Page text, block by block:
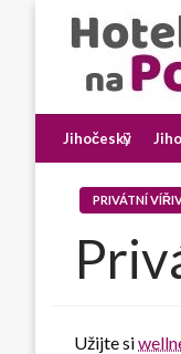
Hotel
Najděte si
Jihočeský
PRIVÁTNÍ
Užijte si